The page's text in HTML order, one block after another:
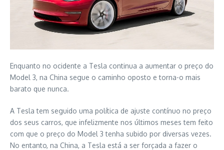
Enquanto no ocidente a Tesla continua a aumentar o preço do
Model 3, na China segue o caminho oposto e torna-o mais
barato que nunca.
A Tesla tem seguido uma política de ajuste contínuo no preço
dos seus carros, que infelizmente nos últimos meses tem feito
com que o preço do Model 3 tenha subido por diversas vezes.
No entanto, na China, a Tesla está a ser forçada a fazer o